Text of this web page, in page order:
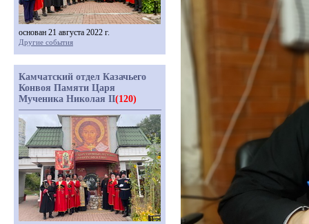
основан 21 августа 2022 г.
Другие события
Камчатский отдел Казачьего
Конвоя Памяти Царя
Мученика Николая II(120)